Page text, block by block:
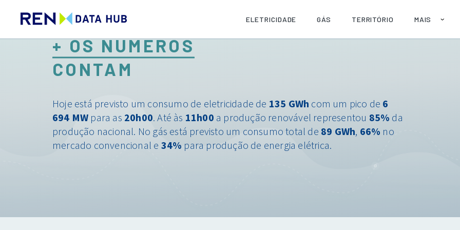
ELETRICIDADE GÁS TERRITÓRIO MAIS
+ OS NÚMEROS
CONTAM
Hoje está previsto um consumo de eletricidade de 135 GWh com um pico de 6
694 MW para as 20h00. Até às 11h00 a produção renovável representou 85% da
produção nacional. No gás está previsto um consumo total de 89 GWh, 66% no
mercado convencional e 34% para produção de energia elétrica.